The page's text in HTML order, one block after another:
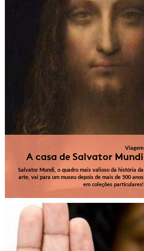
Viagem
A casa de Salvator Mundi
Salvator Mundi, o quadro mais valioso da história da
arte, vai para um museu depois de mais de 500 anos
em coleções particulares!